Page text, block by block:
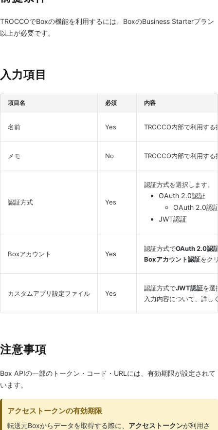
TROCCOでBoxの機能を利用するには、BoxのBusiness Starterプラン
以上が必要です。
入力項目
項目名 必須 内容
名前 Yes TROCCO内部で利用す
メモ No TROCCO内部で利用す
認証方式 Yes
認証方式を選択します。
OAuth 2.0認証
OAuth 2.0認
JWT認証
Boxアカウント Yes
認証方式でOAuth 2.0認
Boxアカウント認証をク
カスタムアプリ設定ファイル Yes
認証方式でJWT認証を選
入力内容について、詳し
注意事項
Box APIの一部のトークン・コード・URLには、有効期限が設定されて
います。
アクセストークンの有効期限
転送元Boxからデータを取得する際に、 アクセストークンが利用さ